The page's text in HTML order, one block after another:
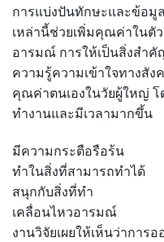
การแบ่งปันทักษะและข้อมู
เหล่านี้ช่วยเพิ่มคุณค่าในตั
อารมณ์ การให้เป็นสิ่งสำ
ความรู้ความเข้าใจทางสัง
คุณค่าตนเองในวัยผู้ใหญ่ โ
ทำงานและมีเวลามากขึ้น
มีความกระตือรือร้น
ทำในสิ่งที่สามารถทำได้
สนุกกับสิ่งที่ทำ
เคลื่อนไหวอารมณ์
งานวิจัยเผยให้เห็นว่าการ